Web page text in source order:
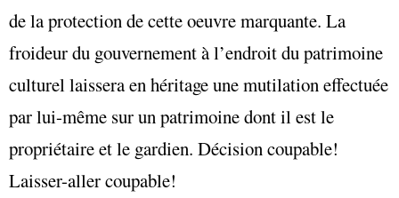
de la protection de cette oeuvre marquante. La
froideur du gouvernement à l’endroit du patrimoine
culturel laissera en héritage une mutilation effectuée
par lui-même sur un patrimoine dont il est le
propriétaire et le gardien. Décision coupable!
Laisser-aller coupable!